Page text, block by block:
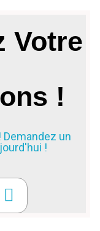
Votre
!
un
!